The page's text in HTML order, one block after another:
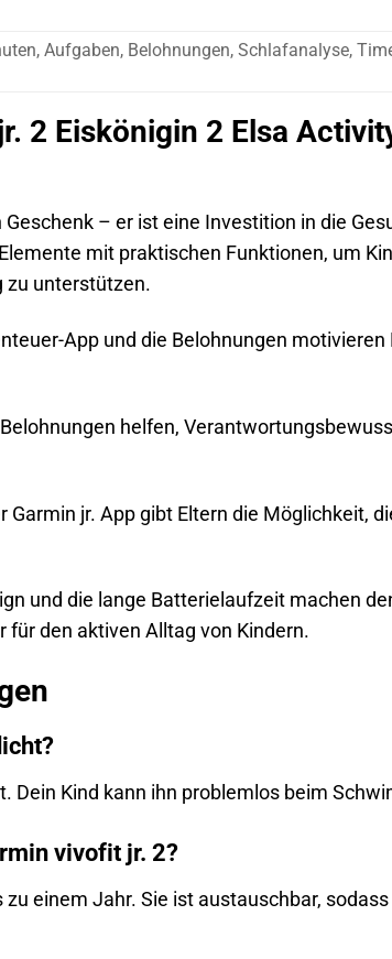
Aufgaben, Belohnungen, Schlafanalyse,
2 Eiskönigin 2 Elsa
– er ist eine Investition in die
mit praktischen Funktionen, um
zu unterstützen.
App und die Belohnungen
helfen,
Garmin jr. App gibt Eltern die Möglichkeit,
und die lange Batterielaufzeit machen
für den aktiven Alltag von Kindern.
Dein Kind kann ihn problemlos beim
vivofit jr. 2?
einem Jahr. Sie ist austauschbar,